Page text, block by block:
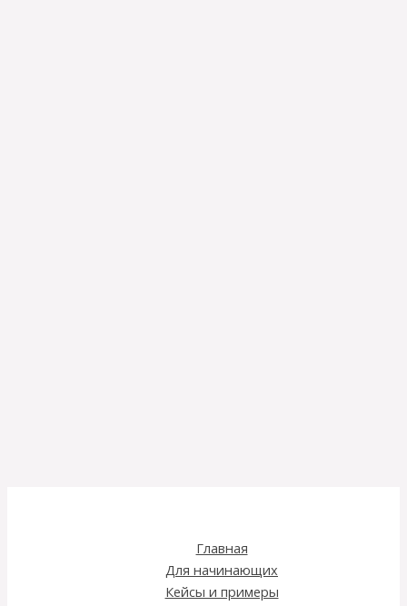
Главная
Для начинающих
Кейсы и примеры